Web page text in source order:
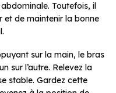
Toutefois, il
et de maintenir la bonne
sur la main, le bras
sur l’autre. Relevez la
stable. Gardez cette